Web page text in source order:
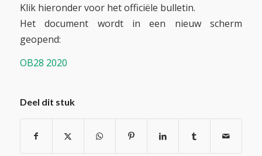
Klik hieronder voor het officiële bulletin.
Het document wordt in een nieuw scherm
geopend:
OB28 2020
Deel dit stuk